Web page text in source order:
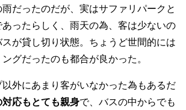
だったのだが、実はサファリパークと
あったらしく、雨天の為、客は少ないの
が貸し切り状態。ちょうど世間的には
グだったのも都合が良かった。
外にあまり客がいなかった為もあるだ
対応もとても親身で、バスの中からでも